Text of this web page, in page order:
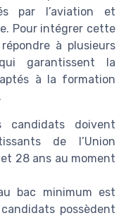
par l’aviation et
Pour intégrer cette
à plusieurs
garantissent la
à la formation
doivent
de l’Union
28 ans au moment
bac minimum est
possèdent